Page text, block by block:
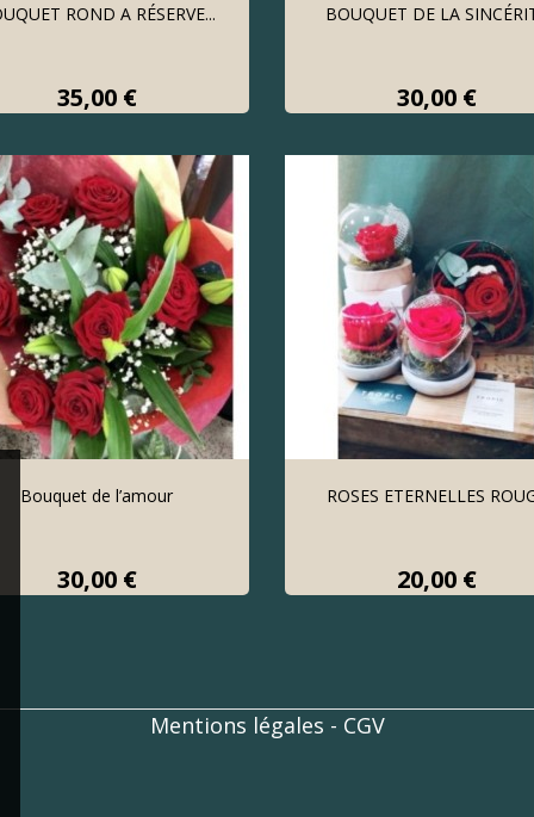
ROND A RÉSERVE...
Prix
35,00 €
BOUQUET DE LA
Prix
30,00 €
Bouquet de l’amour
Prix
30,00 €
ROSES ETERNELLES
Prix
20,00 €
Mentions légales - CGV